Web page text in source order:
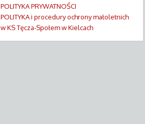
POLITYKA PRYWATNOŚCI
POLITYKA i procedury ochrony małoletnich
w KS Tęcza-Społem w Kielcach